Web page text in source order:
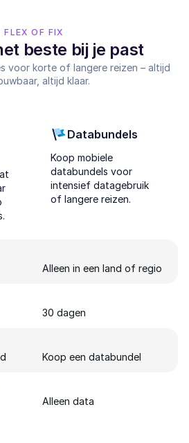
FLEX OF FIX
beste bij je past
voor korte of langere reizen – altijd
altijd klaar.
Databundels
Koop mobiele
databundels voor
intensief datagebruik
of langere reizen.
Alleen in een land of regio
30 dagen
Koop een databundel
Alleen data